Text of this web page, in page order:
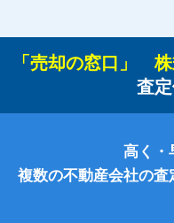
「売却の窓口」
査
高く・
複数の不動産会社の